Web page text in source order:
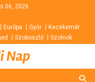
06, 2026
Európa Győr
Kecskemét
Szoboszló Szolnok
Nap